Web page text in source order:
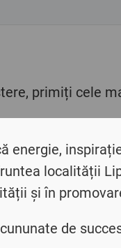
primiți cele
energie,
localității
și în
de